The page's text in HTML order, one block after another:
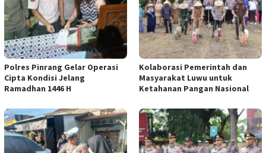
Polres Pinrang Gelar Operasi
Cipta Kondisi Jelang
Ramadhan 1446 H
Kolaborasi Pemerintah dan
Masyarakat Luwu untuk
Ketahanan Pangan Nasional